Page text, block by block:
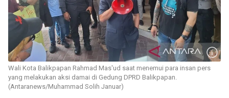
Wali Kota Balikpapan Rahmad Mas'ud saat menemui para insan pers
yang melakukan aksi damai di Gedung DPRD Balikpapan.
(Antaranews/Muhammad Solih Januar)